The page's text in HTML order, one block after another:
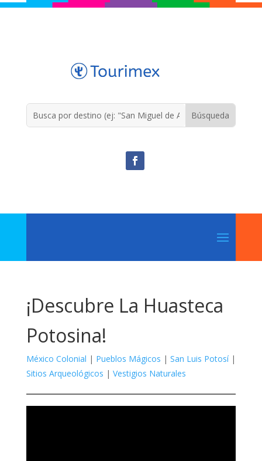
¡Descubre La Huasteca
Potosina!
México Colonial | Pueblos Mágicos | San Luis Potosí|
Sitios Arqueológicos | Vestigios Naturales